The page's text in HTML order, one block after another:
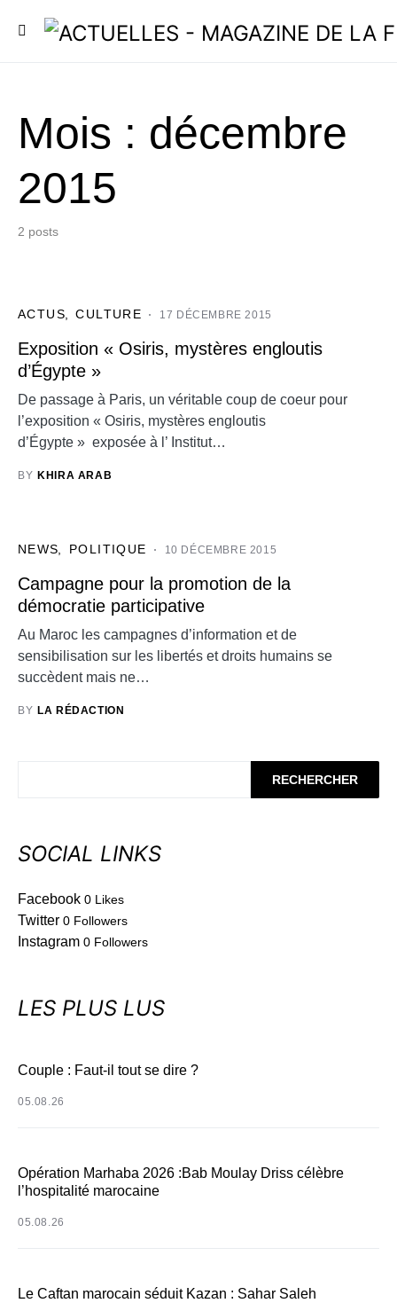
Mois : décembre
2015
2 posts
ACTUS CULTURE 17 DÉCEMBRE 2015
Exposition « Osiris, mystères engloutis
d’Égypte »
De passage à Paris, un véritable coup de coeur pour
l’exposition « Osiris, mystères engloutis
d’Égypte » exposée à l’ Institut…
BY KHIRA ARAB
NEWS POLITIQUE 10 DÉCEMBRE 2015
Campagne pour la promotion de la
démocratie participative
Au Maroc les campagnes d’information et de
sensibilisation sur les libertés et droits humains se
succèdent mais ne…
BY LA RÉDACTION
RECHERCHER
SOCIAL LINKS
Facebook 0 Likes
Twitter 0 Followers
Instagram 0 Followers
LES PLUS LUS
Couple : Faut-il tout se dire ?
05.08.26
Opération Marhaba 2026 :Bab Moulay Driss célèbre
l’hospitalité marocaine
05.08.26
Le Caftan marocain séduit Kazan : Sahar Saleh